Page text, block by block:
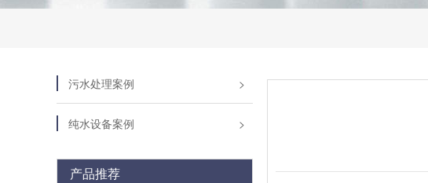
污水处理案例
纯水设备案例
产品推荐